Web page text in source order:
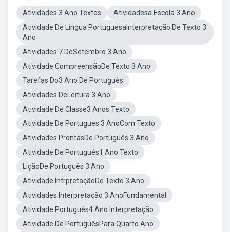
Atividades 3 Ano Textos
Atividadesa Escola 3 Ano
Atividade De Língua PortuguesaInterpretação De Texto 3
Ano
Atividades 7 DeSetembro 3 Ano
Atividade CompreensãoDe Texto 3 Ano
Tarefas Do3 Ano De Português
Atividades DeLeitura 3 Ano
Atividade De Classe3 Anos Texto
Atividade De Portugues 3 AnoCom Texto
Atividades ProntasDe Português 3 Ano
Atividade De Português1 Ano Texto
LiçãoDe Português 3 Ano
Atividade IntrpretaçãoDe Texto 3 Ano
Atividades Interpretação 3 AnoFundamental
Atividade Português4 Ano Interpretação
Atividade De PortuguêsPara Quarto Ano